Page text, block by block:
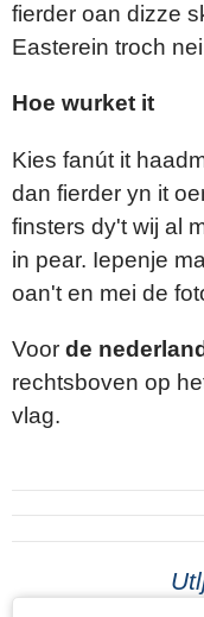
fierder oan dizze
Easterein troch
Hoe wurket it
Kies fanút it
dan fierder yn it
finsters dy't wij al
in pear. Iepenje
oan't en mei de
Voor de
rechtsboven op
vlag.